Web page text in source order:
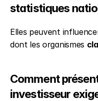
statistiques
Elles peuvent
dont les organismes
Comment
investisseur